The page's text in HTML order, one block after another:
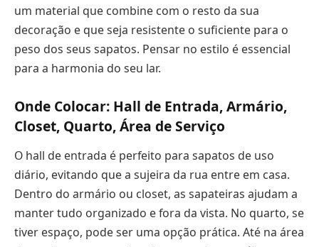
um material que combine com o resto da sua
decoração e que seja resistente o suficiente para o
peso dos seus sapatos. Pensar no estilo é essencial
para a harmonia do seu lar.
Onde Colocar: Hall de Entrada, Armário,
Closet, Quarto, Área de Serviço
O hall de entrada é perfeito para sapatos de uso
diário, evitando que a sujeira da rua entre em casa.
Dentro do armário ou closet, as sapateiras ajudam a
manter tudo organizado e fora da vista. No quarto, se
tiver espaço, pode ser uma opção prática. Até na área